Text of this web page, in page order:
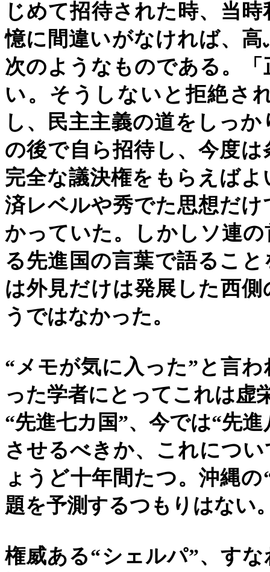
じめて招待された時、当
憶に間違いがなければ、
次のようなものである。
い。そうしないと拒絶さ
し、民主主義の道をしっ
の後で自ら招待し、今度
完全な議決権をもらえば
済レベルや秀でた思想だ
かっていた。しかしソ連
る先進国の言葉で語るこ
は外見だけは発展した西
うではなかった。
“メモが気に入った” と言
った学者にとってこれは虚
“先進七カ国”、今では“先進
させるべきか、これにつ
ょうど十年間たつ。沖縄の
題を予測するつもりはない
権威ある“シェルパ”、す